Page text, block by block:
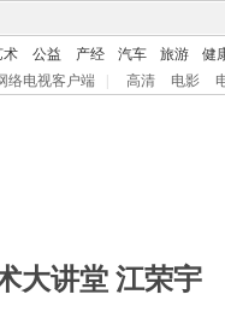
术 公益 产经 汽车 旅游 健
络电视客户端 高清 电影
大讲堂 江荣宇